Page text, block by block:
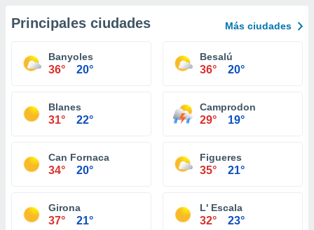
Principales ciudades Más ciudades
Banyoles
36° 20°
Besalú
36° 20°
Blanes
31° 22°
Camprodon
29° 19°
Can Fornaca
34° 20°
Figueres
35° 21°
Girona
37° 21°
L' Escala
32° 23°